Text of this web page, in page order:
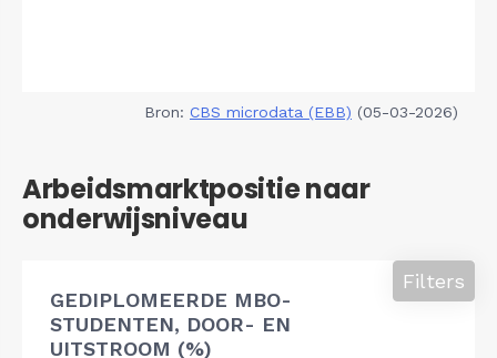
Bron: CBS microdata (EBB) (05-03-2026)
Arbeidsmarktpositie naar
onderwijsniveau
GEDIPLOMEERDE MBO-
STUDENTEN, DOOR- EN
UITSTROOM (%)
Filters